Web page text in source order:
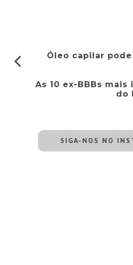
Óleo capilar
As 10 ex-BBBs
do
SIGA-NOS NO